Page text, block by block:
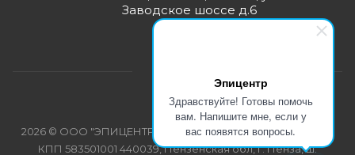
Эпицентр
Здравствуйте! Готовы помочь
вам. Напишите мне, если у
вас появятся вопросы.
Заводское шоссе д.6
2026 © ООО "ЭПИЦЕНТР-СПЕЦОДЕЖДА" ИНН 5835103358
КПП 583501001 440039, Пензенская обл, г. Пенза, ш.